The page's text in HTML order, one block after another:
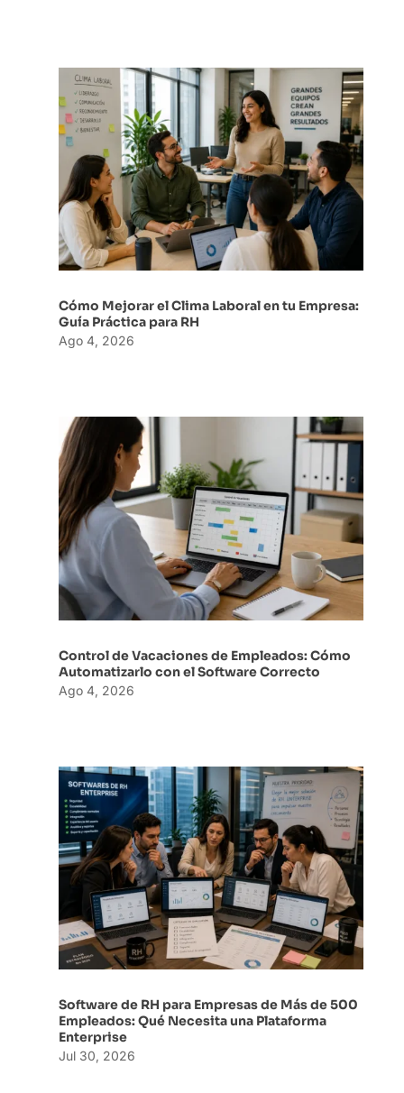
Cómo Mejorar el Clima Laboral en tu Empresa:
Guía Práctica para RH
Ago 4, 2026
Control de Vacaciones de Empleados: Cómo
Automatizarlo con el Software Correcto
Ago 4, 2026
Software de RH para Empresas de Más de 500
Empleados: Qué Necesita una Plataforma
Enterprise
Jul 30, 2026